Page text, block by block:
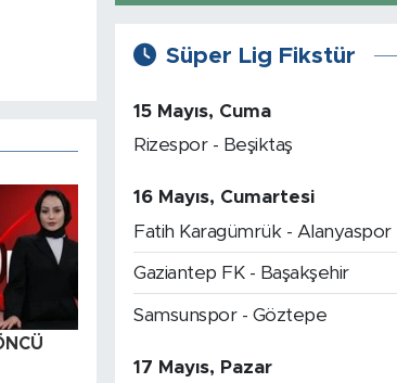
Süper Lig Fikstür
15 Mayıs, Cuma
Rizespor - Beşiktaş
16 Mayıs, Cumartesi
Fatih Karagümrük - Alanyaspor
Gaziantep FK - Başakşehir
Samsunspor - Göztepe
17 Mayıs, Pazar